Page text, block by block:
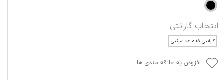
انتخاب گارانتی
گارانتی ۱۸ ماهه شرکتی
افزودن به علاقه مندی ها